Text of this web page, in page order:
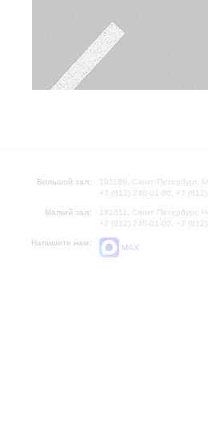
Большой зал:
191186, Санкт-Петербург,
+7 (812) 240-01-00, +7
Малый зал:
191011, Санкт-Петербург,
+7 (812) 240-01-00, +7
Напишите нам:
MAX